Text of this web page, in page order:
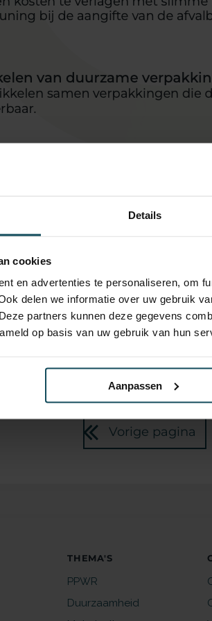
Details
cookies
en advertenties te personaliseren, om
delen we informatie over uw gebruik
partners kunnen deze gegevens
op basis van uw gebruik van hun
Aanpassen
Volgende pagina
Vorige pagina
THEMA'S
PPWR
Duurzaamheid